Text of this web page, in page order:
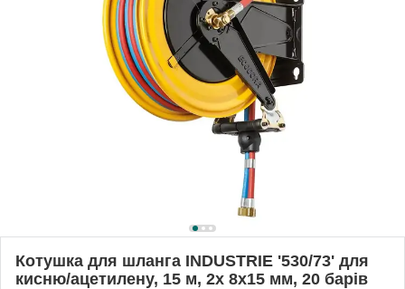
Котушка для шланга INDUSTRIE '530/73' для
кисню/ацетилену, 15 м, 2x 8x15 мм, 20 барів